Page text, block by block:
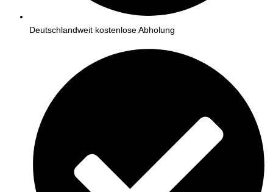
Deutschlandweit kostenlose Abholung